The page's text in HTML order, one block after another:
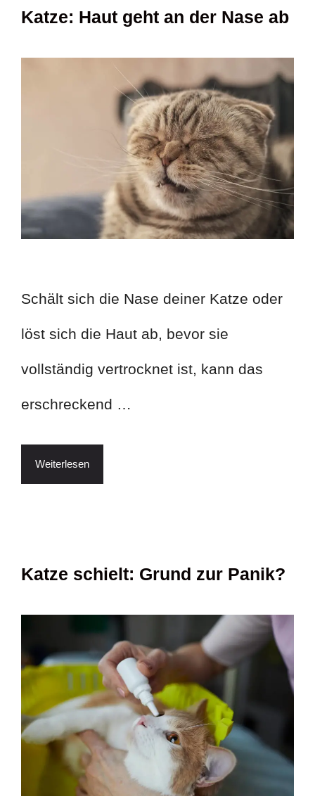
Katze: Haut geht an der Nase ab
Schält sich die Nase deiner Katze oder
löst sich die Haut ab, bevor sie
vollständig vertrocknet ist, kann das
erschreckend …
Weiterlesen
Katze schielt: Grund zur Panik?